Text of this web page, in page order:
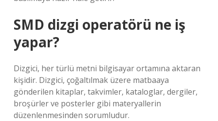
SMD dizgi operatörü ne iş
yapar?
Dizgici, her türlü metni bilgisayar ortamına aktaran
kişidir. Dizgici, çoğaltılmak üzere matbaaya
gönderilen kitaplar, takvimler, kataloglar, dergiler,
broşürler ve posterler gibi materyallerin
düzenlenmesinden sorumludur.